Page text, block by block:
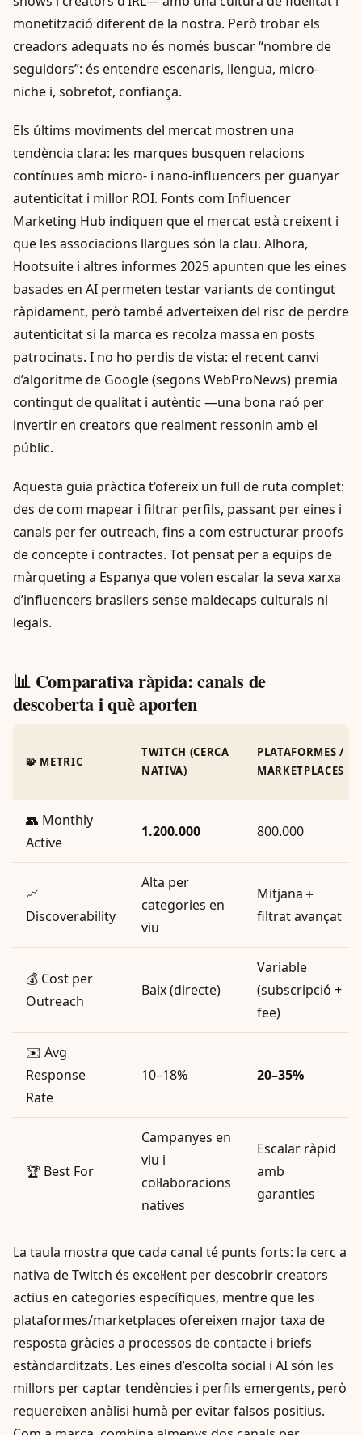
monetització diferent de la nostra. Però trobar els
creadors adequats no és només buscar “nombre de
seguidors”: és entendre escenaris, llengua, micro-
niche i, sobretot, confiança.
Els últims moviments del mercat mostren una
tendència clara: les marques busquen relacions
contínues amb micro- i nano-influencers per guanyar
autenticitat i millor ROI. Fonts com Influencer
Marketing Hub indiquen que el mercat està creixent i
que les associacions llargues són la clau. Alhora,
Hootsuite i altres informes 2025 apunten que les eines
basades en AI permeten testar variants de contingut
ràpidament, però també adverteixen del risc de perdre
autenticitat si la marca es recolza massa en posts
patrocinats. I no ho perdis de vista: el recent canvi
d’algoritme de Google (segons WebProNews) premia
contingut de qualitat i autèntic —una bona raó per
invertir en creators que realment ressonin amb el
públic.
Aquesta guia pràctica t’ofereix un full de ruta complet:
des de com mapear i filtrar perfils, passant per eines i
canals per fer outreach, fins a com estructurar proofs
de concepte i contractes. Tot pensat per a equips de
màrqueting a Espanya que volen escalar la seva xarxa
d’influencers brasilers sense maldecaps culturals ni
legals.
📊 Comparativa ràpida: canals de
descoberta i què aporten
🧩 METRIC
TWITCH (CERCA
NATIVA)
PLATAFORMES /
MARKETPLACES
👥 Monthly
Active
1.200.000 800.000
📈
Discoverability
Alta per
categories en
viu
Mitjana＋
filtrat avançat
💰 Cost per
Outreach
Baix (directe)
Variable
(subscripció +
fee)
✉️ Avg
Response
Rate
10–18% 20–35%
🏆 Best For
Campanyes en
viu i
col·laboracions
natives
Escalar ràpid
amb
garanties
La taula mostra que cada canal té punts forts: la cerc­ a
nativa de Twitch és excel·lent per descobrir creators
actius en categories específiques, mentre que les
plataformes/marketplaces ofereixen major taxa de
resposta gràcies a processos de contacte i briefs
estàndarditzats. Les eines d’escolta social i AI són les
millors per captar tendències i perfils emergents, però
requereixen anàlisi humà per evitar falsos positius.